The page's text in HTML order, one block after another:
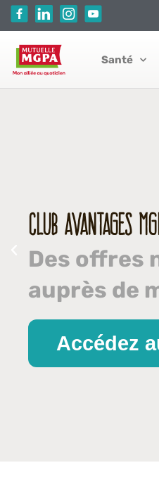
Aller
au
contenu
Santé
CLUB AVANTAGES
Des offres
auprès de
Accédez